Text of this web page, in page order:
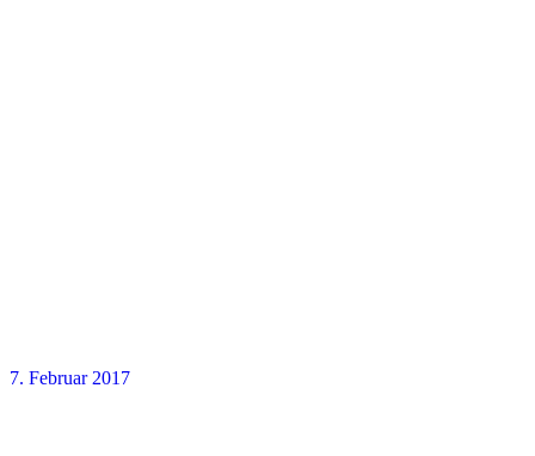
7. Februar 2017